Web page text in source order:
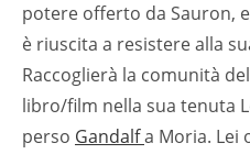
potere offerto da Sauron,
è riuscita a resistere alla
Raccoglierà la comunità
libro/film nella sua tenuta
perso Gandalfa Moria.